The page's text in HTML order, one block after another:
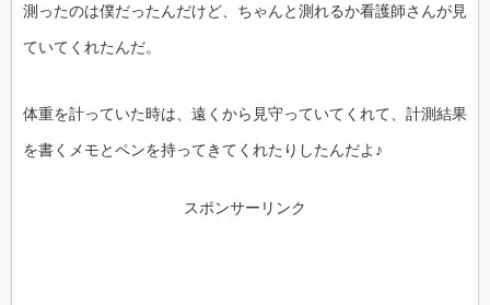
測ったのは僕だったんだけど、ちゃんと測れるか看護師さんが見
ていてくれたんだ。
体重を計っていた時は、遠くから見守っていてくれて、計測結果
を書くメモとペンを持ってきてくれたりしたんだよ♪
スポンサーリンク